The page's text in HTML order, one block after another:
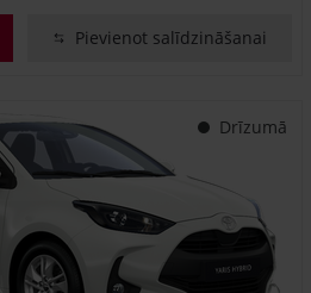
Pievienot salīdzināšanai
Drīzumā